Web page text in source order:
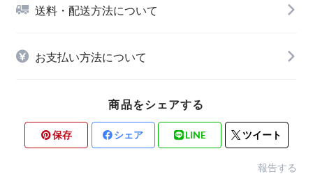
送料・配送方法について
お支払い方法について
商品をシェアする
保存 シェア LINE ツイート
報告する